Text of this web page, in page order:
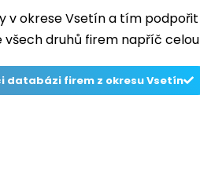
okrese Vsetín a tím
všech druhů firem napříč
databázi firem z okresu Vsetín